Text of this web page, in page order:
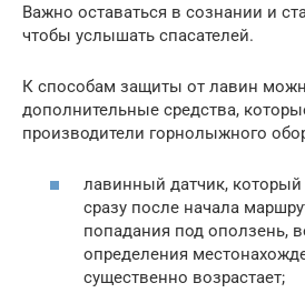
Важно оставаться в сознании и
чтобы услышать спасателей.
К способам защиты от лавин
дополнительные средства,
производители горнолыжного
лавинный датчик, который
сразу после начала
попадания под оползень,
определения
существенно возрастает;